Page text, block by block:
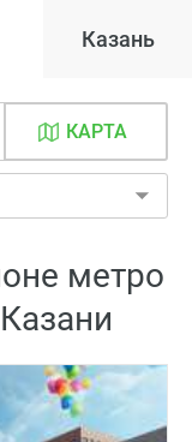
Казань
КАРТА
метро